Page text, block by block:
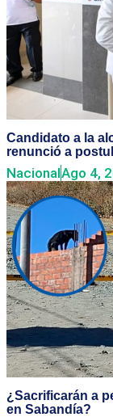
Candidato a la
renunció a
NacionalAgo 4,
¿Sacrificarán a
en Sabandía?